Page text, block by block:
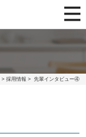
> 採用情報 > 先輩インタビュー④